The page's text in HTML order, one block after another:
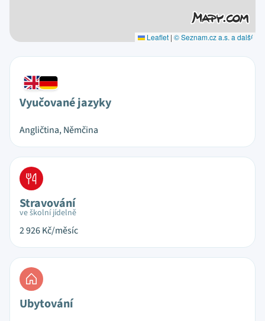
Leaflet | © Seznam.cz a.s. a další
Vyučované jazyky
Angličtina, Němčina
Stravování
ve školní jídelně
2 926Kč/měsíc
Ubytování